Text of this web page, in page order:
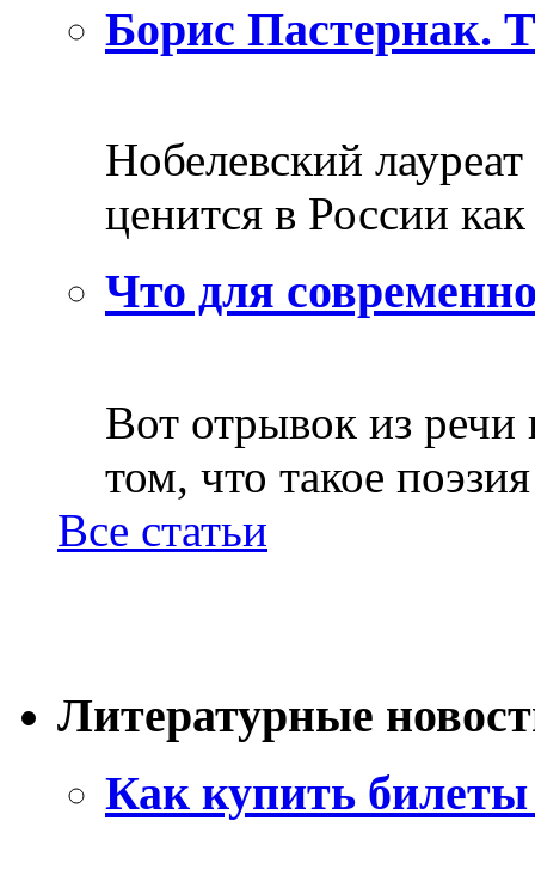
Борис Пастернак.
Нобелевский
ценится в России
Что для
Вот отрывок из
том, что такое
Все статьи
Литературные
Как купить билеты